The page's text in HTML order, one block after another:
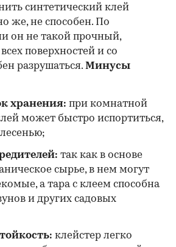
синтетический клей
же, не способен. По
он не такой прочный,
поверхностей и со
разрушаться. Минусы
хранения: при комнатной
может быстро испортиться,
так как в основе
сырье, в нем могут
а тара с клеем способна
и других садовых
клейстер легко